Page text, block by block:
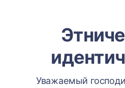
Уважаемый